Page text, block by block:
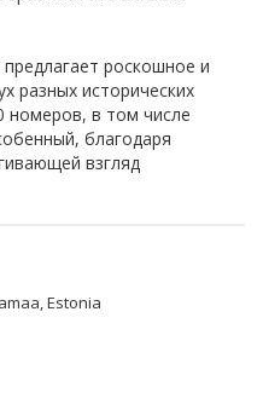
роскошное и
разных исторических
номеров, в том числе
благодаря
взгляд
Estonia